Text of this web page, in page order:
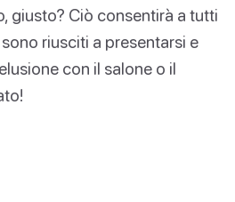
giusto? Ciò consentirà a tutti
riusciti a presentarsi e
con il salone o il